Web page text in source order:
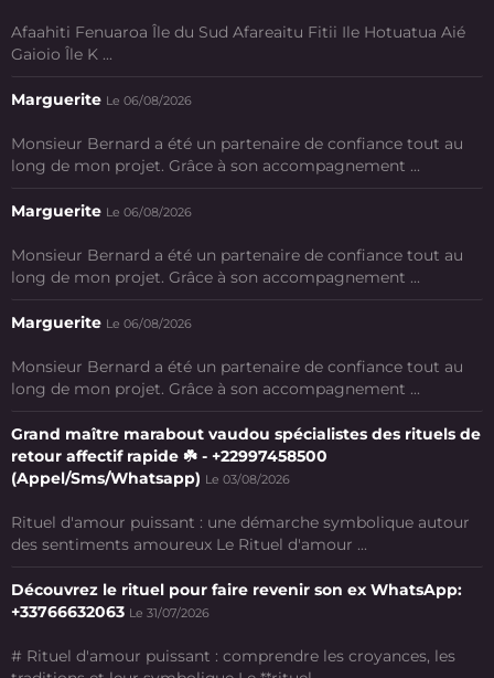
Afaahiti Fenuaroa Île du Sud Afareaitu Fitii Ile Hotuatua Aié
Gaioio Île K ...
Marguerite Le 06/08/2026
Monsieur Bernard a été un partenaire de confiance tout au
long de mon projet. Grâce à son accompagnement ...
Marguerite Le 06/08/2026
Monsieur Bernard a été un partenaire de confiance tout au
long de mon projet. Grâce à son accompagnement ...
Marguerite Le 06/08/2026
Monsieur Bernard a été un partenaire de confiance tout au
long de mon projet. Grâce à son accompagnement ...
Grand maître marabout vaudou spécialistes des rituels de
retour affectif rapide ☘️ - +22997458500
(Appel/Sms/Whatsapp) Le 03/08/2026
Rituel d'amour puissant : une démarche symbolique autour
des sentiments amoureux Le Rituel d'amour ...
Découvrez le rituel pour faire revenir son ex WhatsApp:
+33766632063 Le 31/07/2026
# Rituel d'amour puissant : comprendre les croyances, les